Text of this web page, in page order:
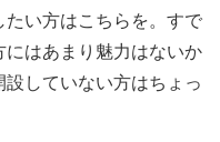
い方はこちらを。すで
はあまり魅力はないか
していない方はちょっ